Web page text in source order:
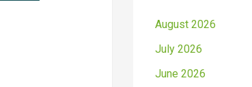
August 2026
July 2026
June 2026